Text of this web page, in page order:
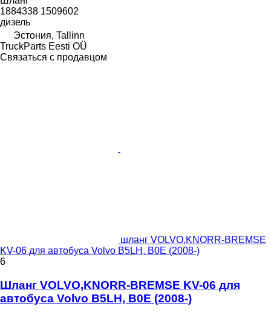
1884338 1509602
дизель
Эстония, Tallinn
TruckParts Eesti OÜ
Связаться с продавцом
шланг VOLVO,KNORR-BREMSE
KV-06 для автобуса Volvo B5LH, B0E (2008-)
6
Шланг VOLVO,KNORR-BREMSE KV-06 для
автобуса Volvo B5LH, B0E (2008-)